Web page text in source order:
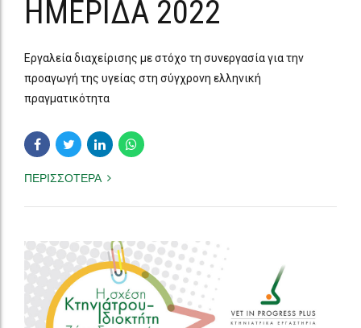
Εργαλεία διαχείρισης με στόχο τη συνεργασία για την
πραγματικότητα
ΠΕΡΙΣΣΟΤΕΡΑ